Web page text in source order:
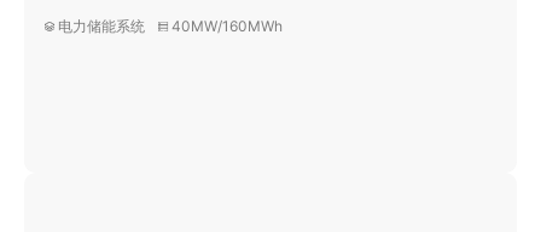
电力储能系统 40MW/160MWh